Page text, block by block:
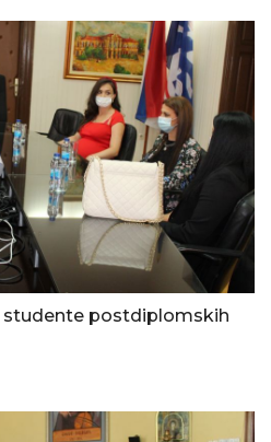
studente postdiplomskih